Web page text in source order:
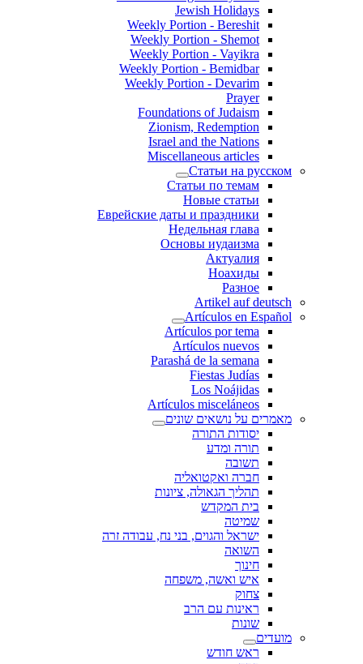
Jewish Holidays
Weekly Portion - Bereshit
Weekly Portion - Shemot
Weekly Portion - Vayikra
Weekly Portion - Bemidbar
Weekly Portion - Devarim
Prayer
Foundations of Judaism
Zionism, Redemption
Israel and the Nations
Miscellaneous articles
Статьи на русском
Статьи по темам
Новые статьи
Еврейские даты и праздники
Недельная глава
Основы иудаизма
Актуалия
Ноахиды
Разное
Artikel auf deutsch
Artículos en Español
Artículos por tema
Artículos nuevos
Parashá de la semana
Fiestas Judías
Los Noájidas
Artículos misceláneos
מאמרים על נושאים שונים
יסודות התורה
תורה ומדע
תשובה
חברה ואקטואליה
תהליך הגאולה, ציונות
בית המקדש
שמיטה
ישראל והגוים, בני נח, עבודה זרה
השואה
חינוך
איש ואשה, משפחה
צחוק
ראינות עם הרב
שונות
מועדים
ראש חודש